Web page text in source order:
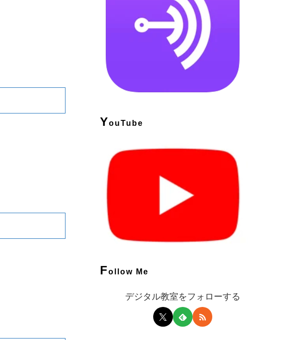
YouTube
Follow Me
デジタル教室をフォローする